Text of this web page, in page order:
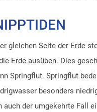
gleichen Seite der Erde
Erde ausüben. Dies
Springflut. Springflut
besonders
der umgekehrte Fall